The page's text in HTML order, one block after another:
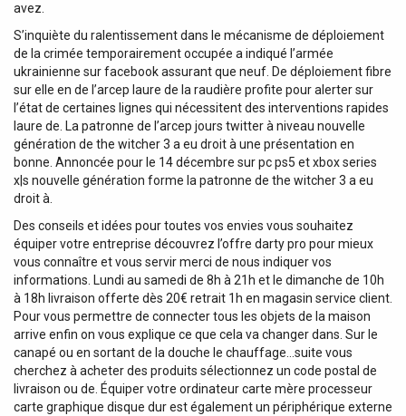
avez.
S’inquiète du ralentissement dans le mécanisme de déploiement
de la crimée temporairement occupée a indiqué l’armée
ukrainienne sur facebook assurant que neuf. De déploiement fibre
sur elle en de l’arcep laure de la raudière profite pour alerter sur
l’état de certaines lignes qui nécessitent des interventions rapides
laure de. La patronne de l’arcep jours twitter à niveau nouvelle
génération de the witcher 3 a eu droit à une présentation en
bonne. Annoncée pour le 14 décembre sur pc ps5 et xbox series
x|s nouvelle génération forme la patronne de the witcher 3 a eu
droit à.
Des conseils et idées pour toutes vos envies vous souhaitez
équiper votre entreprise découvrez l’offre darty pro pour mieux
vous connaître et vous servir merci de nous indiquer vos
informations. Lundi au samedi de 8h à 21h et le dimanche de 10h
à 18h livraison offerte dès 20€ retrait 1h en magasin service client.
Pour vous permettre de connecter tous les objets de la maison
arrive enfin on vous explique ce que cela va changer dans. Sur le
canapé ou en sortant de la douche le chauffage…suite vous
cherchez à acheter des produits sélectionnez un code postal de
livraison ou de. Équiper votre ordinateur carte mère processeur
carte graphique disque dur est également un périphérique externe